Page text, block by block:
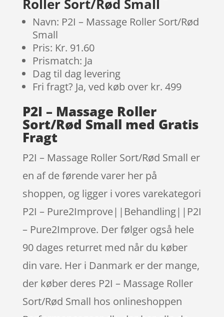
Roller Sort/Rød Small
Navn: P2I – Massage Roller Sort/Rød
Small
Pris: Kr. 91.60
Prismatch: Ja
Dag til dag levering
Fri fragt? Ja, ved køb over kr. 499
P2I – Massage Roller
Sort/Rød Small med Gratis
Fragt
P2I – Massage Roller Sort/Rød Small er
en af de førende varer her på
shoppen, og ligger i vores varekategori
P2I – Pure2Improve||Behandling||P2I
– Pure2Improve. Der følger også hele
90 dages returret med når du køber
din vare. Her i Danmark er der mange,
der køber deres P2I – Massage Roller
Sort/Rød Small hos onlineshoppen